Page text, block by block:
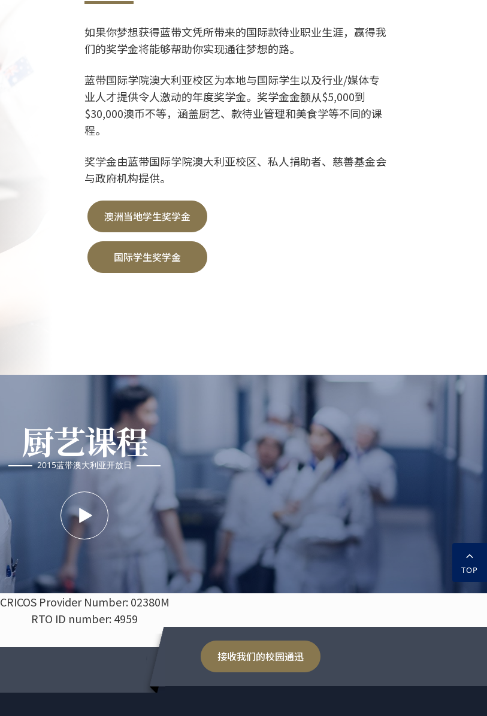
如果你梦想获得蓝带文凭所带来的国际款待业职业生涯，赢得我
们的奖学金将能够帮助你实现通往梦想的路。
蓝带国际学院澳大利亚校区为本地与国际学生以及行业/媒体专
业人才提供令人激动的年度奖学金。奖学金金额从$5,000到
$30,000澳币不等，涵盖厨艺、款待业管理和美食学等不同的课
程。
奖学金由蓝带国际学院澳大利亚校区、私人捐助者、慈善基金会
与政府机构提供。
澳洲当地学生奖学金
国际学生奖学金
厨艺课程
2015蓝带澳大利亚开放日
CRICOS Provider Number: 02380M
RTO ID number: 4959
接收我们的校园通迅
TOP